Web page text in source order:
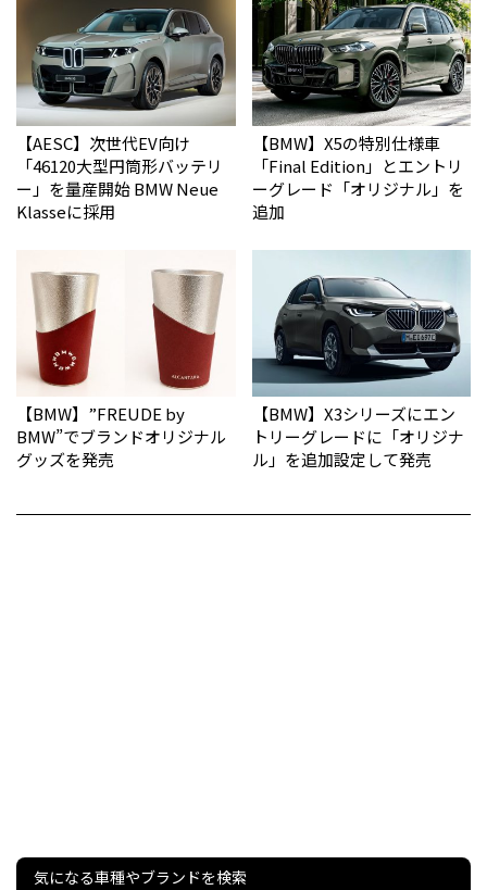
【AESC】次世代EV向け
「46120大型円筒形バッテリ
ー」を量産開始 BMW Neue
Klasseに採用
【BMW】X5の特別仕様車
「Final Edition」とエントリ
ーグレード「オリジナル」を
追加
【BMW】”FREUDE by
BMW”でブランドオリジナル
グッズを発売
【BMW】X3シリーズにエン
トリーグレードに「オリジナ
ル」を追加設定して発売
気になる車種やブランドを検索